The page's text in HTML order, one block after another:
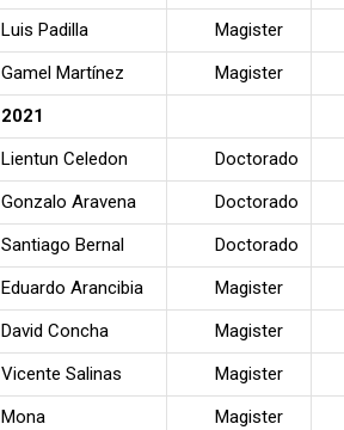
Luis Padilla
Magister
Gamel Martínez
Magister
2021
Lientun Celedon
Doctorado
Gonzalo Aravena
Doctorado
Santiago Bernal
Doctorado
Eduardo Arancibia
Magister
David Concha
Magister
Vicente Salinas
Magister
Mona
Magister